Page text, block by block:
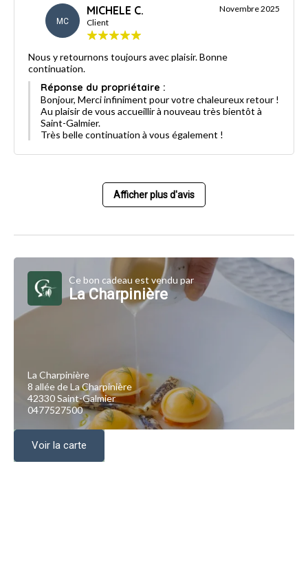
MC
MICHELE C.
Client
Novembre 2025
Nous y retournons toujours avec plaisir. Bonne
continuation.
Réponse du propriétaire :
Bonjour, Merci infiniment pour votre chaleureux retour !
Au plaisir de vous accueillir à nouveau très bientôt à
Saint-Galmier.
Très belle continuation à vous également !
Afficher plus d'avis
Ce bon cadeau est vendu par
La Charpinière
La Charpinière
8 allée de La Charpinière
42330 Saint-Galmier
0477527500
Voir la carte